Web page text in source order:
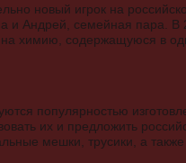
новый игрок на
и Андрей, семейная пара. В
химию, содержащуюся в
популярностью
их и предложить
мешки, трусики, а